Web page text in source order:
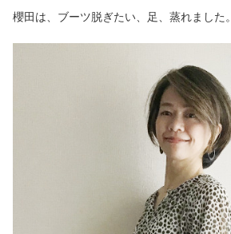
櫻田は、ブーツ脱ぎたい、足、蒸れました。